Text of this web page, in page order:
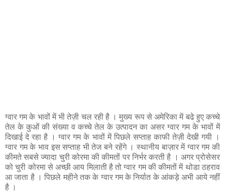
ग्वार गम के भावों में भी तेज़ी चल रही है । मुख्य रूप से अमेरिका में बढे हुए कच्चे
तेल के कुओं की संख्या व कच्चे तेल के उत्पादन का असर ग्वार गम के भावों में
दिखाई दे रहा है । ग्वार गम के भावों में पिछले सप्ताह काफी तेज़ी देखी गयी ।
ग्वार गम के भाव इस सप्ताह भी तेज बने रहेंगे । स्थानीय बाज़ार में ग्वार गम की
कीमते सबसे ज्यादा चुरी कोरमा की कीमतों पर निर्भर करती है । अगर प्रोसेसर
को चुरी कोरमा से अच्छी आय मिलाती है तो ग्वार गम की कीमतों में थोडा ठहराव
आ जाता है । पिछले महीने तक के ग्वार गम के निर्यात के आंकड़े अभी आये नहीं
है ।